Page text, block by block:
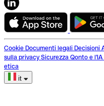
Cookie Documenti legali Decisioni
sulla privacy Sicurezza Qonto e l'IA
etica
it